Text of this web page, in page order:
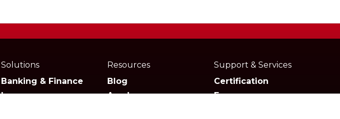
Solutions
Banking & Finance
Insurance
Resources
Blog
Academy
Support & Services
Certification
Forum